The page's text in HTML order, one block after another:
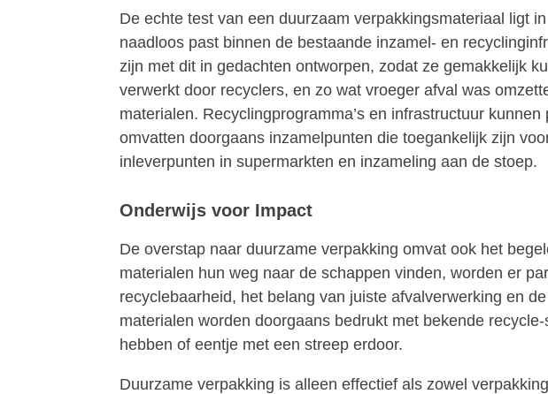
De echte test van een duurzaam verpakkingsmateriaal ligt
naadloos past binnen de bestaande inzamel- en
zijn met dit in gedachten ontworpen, zodat ze gemakkelijk
verwerkt door recyclers, en zo wat vroeger afval was
materialen. Recyclingprogramma’s en infrastructuur
omvatten doorgaans inzamelpunten die toegankelijk zijn
inleverpunten in supermarkten en inzameling aan de stoep.
Onderwijs voor Impact
De overstap naar duurzame verpakking omvat ook het
materialen hun weg naar de schappen vinden, worden er
recyclebaarheid, het belang van juiste afvalverwerking en
materialen worden doorgaans bedrukt met bekende
hebben of eentje met een streep erdoor.
Duurzame verpakking is alleen effectief als zowel